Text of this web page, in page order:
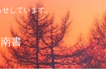
しています。
書